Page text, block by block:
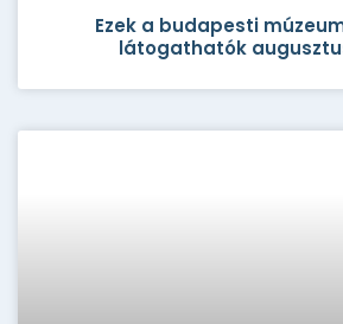
Ezek a budapesti
látogathatók